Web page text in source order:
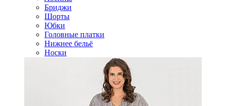
Бриджи
Шорты
Юбки
Головные платки
Нижнее бельё
Носки